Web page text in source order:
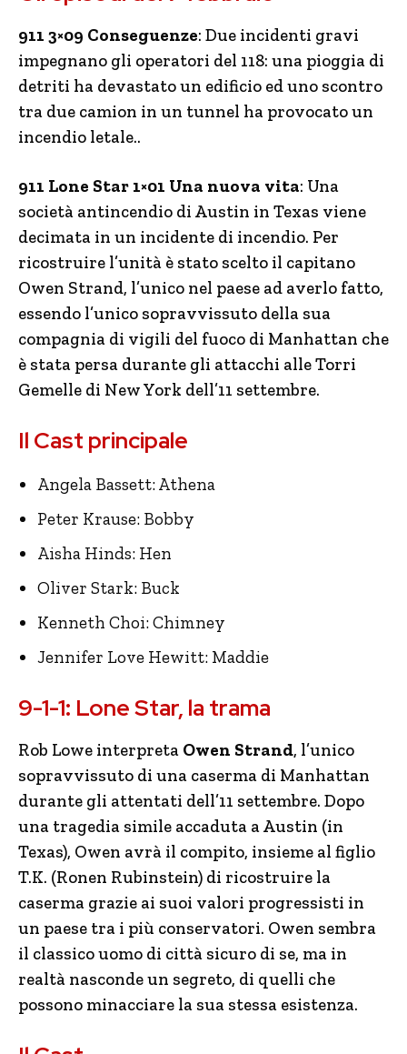
911 3×09 Conseguenze: Due incidenti gravi
impegnano gli operatori del 118: una pioggia di
detriti ha devastato un edificio ed uno scontro
tra due camion in un tunnel ha provocato un
incendio letale..
911 Lone Star 1×01 Una nuova vita: Una
società antincendio di Austin in Texas viene
decimata in un incidente di incendio. Per
ricostruire l’unità è stato scelto il capitano
Owen Strand, l’unico nel paese ad averlo fatto,
essendo l’unico sopravvissuto della sua
compagnia di vigili del fuoco di Manhattan che
è stata persa durante gli attacchi alle Torri
Gemelle di New York dell’11 settembre.
Il Cast principale
Angela Bassett: Athena
Peter Krause: Bobby
Aisha Hinds: Hen
Oliver Stark: Buck
Kenneth Choi: Chimney
Jennifer Love Hewitt: Maddie
9-1-1: Lone Star, la trama
Rob Lowe interpreta Owen Strand, l’unico
sopravvissuto di una caserma di Manhattan
durante gli attentati dell’11 settembre. Dopo
una tragedia simile accaduta a Austin (in
Texas), Owen avrà il compito, insieme al figlio
T.K. (Ronen Rubinstein) di ricostruire la
caserma grazie ai suoi valori progressisti in
un paese tra i più conservatori. Owen sembra
il classico uomo di città sicuro di se, ma in
realtà nasconde un segreto, di quelli che
possono minacciare la sua stessa esistenza.